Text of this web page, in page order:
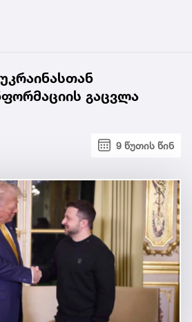
გაცვლა
9 წუთის წინ